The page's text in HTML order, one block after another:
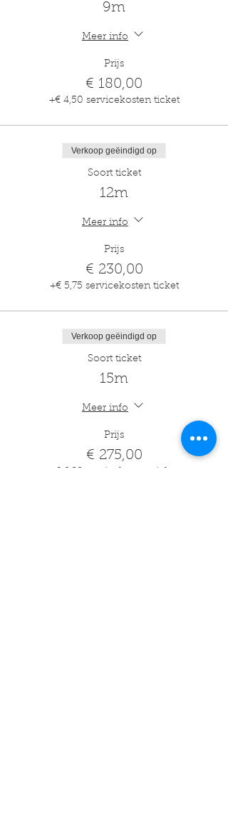
9m
Meer info
Prijs
€ 180,00
+€ 4,50 servicekosten ticket
Verkoop geëindigd op
Soort ticket
12m
Meer info
Prijs
€ 230,00
+€ 5,75 servicekosten ticket
Verkoop geëindigd op
Soort ticket
15m
Meer info
Prijs
€ 275,00